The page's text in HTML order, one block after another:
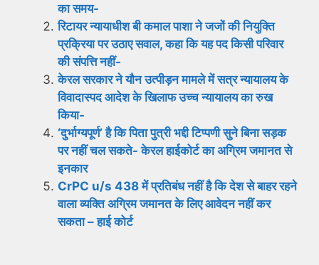
का समय-
रिटायर न्यायाधीश बी कमाल पाशा ने जजों की नियुक्ति
प्रक्रिया पर उठाए सवाल, कहा कि यह पद किसी परिवार
की संपत्ति नहीं-
केरल सरकार ने यौन उत्पीड़न मामले में सत्र न्यायालय के
विवादास्पद आदेश के खिलाफ उच्च न्यायालय का रुख
किया-
‘दुर्भाग्यपूर्ण’ है कि पिता पुत्री भद्दी टिप्पणी सुने बिना सड़क
पर नहीं चल सकते- केरल हाईकोर्ट का अग्रिम जमानत से
इनकार
CrPC u/s 438 में प्रतिबंध नहीं है कि देश से बाहर रहने
वाला व्यक्ति अग्रिम जमानत के लिए आवेदन नहीं कर
सकता – हाई कोर्ट